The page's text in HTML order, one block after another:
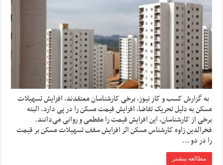
به گزارش کسب و کار نیوز، برخی کارشناسان معتقدند، افزایش تسهیلات
مسکن به دلیل تحریک تقاضا، افزایش قیمت مسکن را در پی دارد. البته
برخی از کارشناسان، این افزایش قیمت را مقطعی و روانی می‌دانند.
فخرالدین زاوه کارشناس مسکن اثر افزایش سقف تسهیلات مسکن بر قیمت
را در دو …
مطالعه بیشتر